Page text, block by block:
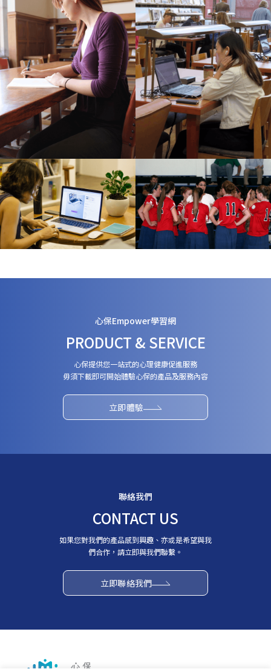
心保Empower學習網
PRODUCT & SERVICE
心保提供您一站式的心理健康促進服務
毋須下載即可開始體驗心保的產品及服務內容
立即體驗
聯絡我們
CONTACT US
如果您對我們的產品感到興趣、亦或是希望與我
們合作，請立即與我們聯繫。
立即聯絡我們